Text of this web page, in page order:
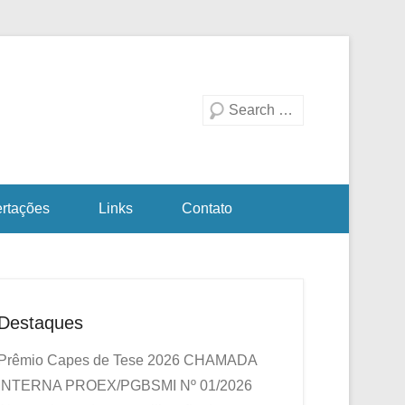
Investigativa
Pesquisa
Links Contato
Prêmio Capes de Tese 2026 CHAMADA
INTERNA PROEX/PGBSMI Nº 01/2026